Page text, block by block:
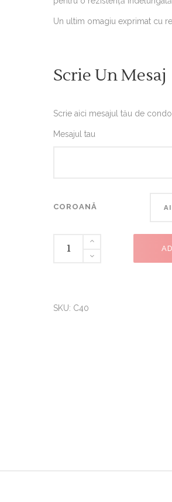
customer
Un ultim omagiu exprimat cu
Scrie Un Mesaj
Scrie aici mesajul tău de
Mesajul tau
COROANĂ
SKU: C40